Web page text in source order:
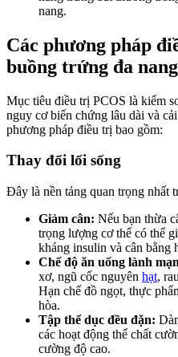
nang.
Các phương pháp
buồng trứng đa nang
Mục tiêu điều trị PCOS là kiểm
nguy cơ biến chứng lâu dài và
phương pháp điều trị bao gồm:
Thay đổi lối sống
Đây là nền tảng quan trọng nhất
Giảm cân: Nếu bạn thừa
trọng lượng cơ thể có thể
kháng insulin và cân bằng
Chế độ ăn uống lành
xơ, ngũ cốc nguyên hạt,
Hạn chế đồ ngọt, thực
hòa.
Tập thể dục đều đặn:
các hoạt động thể chất
cường độ cao.